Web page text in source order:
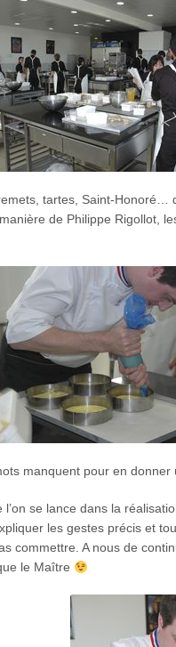
tartes, Saint-
de Philippe Rigollot,
manquent pour en
se lance dans la
les gestes précis et
commettre. A nous de
le Maître